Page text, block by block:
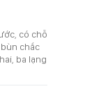
có chỗ
chắc
ba lạng